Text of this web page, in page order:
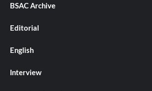
BSAC Archive
Editorial
English
Interview